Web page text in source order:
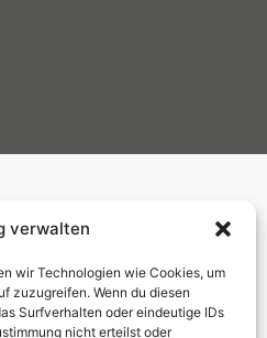
verwalten
wir Technologien wie Cookies, um
zuzugreifen. Wenn du diesen
Surfverhalten oder eindeutige IDs
nicht erteilst oder
2-4/33.OG
Main